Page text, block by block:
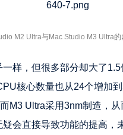
M2 Ultra与Mac Studio M3 Ultra的
样，但很多部分却大了
核心数量也从24个增加
M3 Ultra采用3nm制造，
会直接导致功能的提高，